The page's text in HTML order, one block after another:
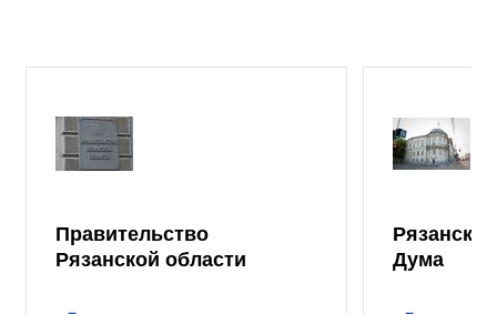
Правительство
Рязанской области
Дума